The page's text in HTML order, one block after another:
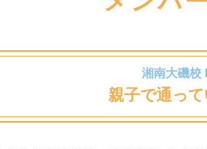
湘南大磯校
親子で通って